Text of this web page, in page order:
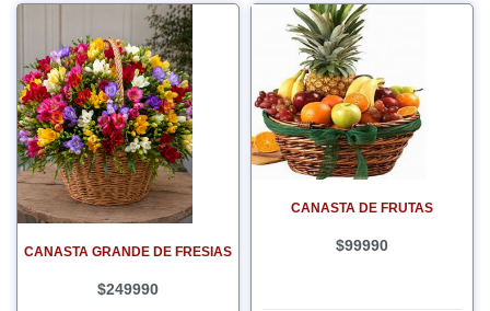
CANASTA GRANDE DE FRESIAS
$249990
CANASTA DE FRUTAS
$99990